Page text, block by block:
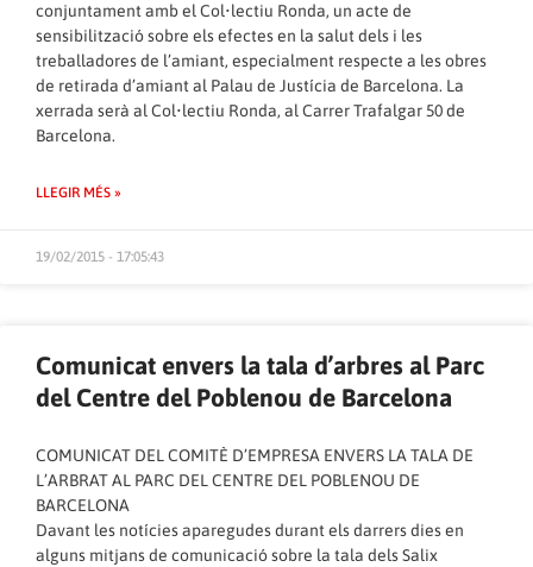
conjuntament amb el Col•lectiu Ronda, un acte de
sensibilització sobre els efectes en la salut dels i les
treballadores de l’amiant, especialment respecte a les obres
de retirada d’amiant al Palau de Justícia de Barcelona. La
xerrada serà al Col•lectiu Ronda, al Carrer Trafalgar 50 de
Barcelona.
LLEGIR MÉS »
19/02/2015 - 17:05:43
Comunicat envers la tala d’arbres al Parc
del Centre del Poblenou de Barcelona
COMUNICAT DEL COMITÈ D’EMPRESA ENVERS LA TALA DE
L’ARBRAT AL PARC DEL CENTRE DEL POBLENOU DE
BARCELONA
Davant les notícies aparegudes durant els darrers dies en
alguns mitjans de comunicació sobre la tala dels Salix